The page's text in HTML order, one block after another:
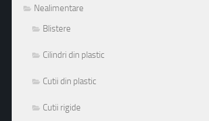
Nealimentare
Blistere
Cilindri din plastic
Cutii din plastic
Cutii rigide